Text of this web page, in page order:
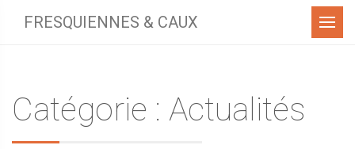
FRESQUIENNES & CAUX Menu
Catégorie : Actualités